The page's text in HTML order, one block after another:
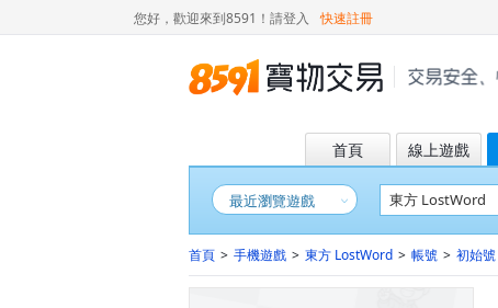
您好，歡迎來到8591！ 請登入 快速註冊
首頁 線上遊戲
最近瀏覽遊戲
首頁 > 手機遊戲 > 東方 LostWord > 帳號 > 初始號